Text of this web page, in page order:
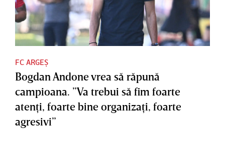
FC ARGEȘ
Bogdan Andone vrea să răpună
campioana. ”Va trebui să fim foarte
atenţi, foarte bine organizaţi, foarte
agresivi”